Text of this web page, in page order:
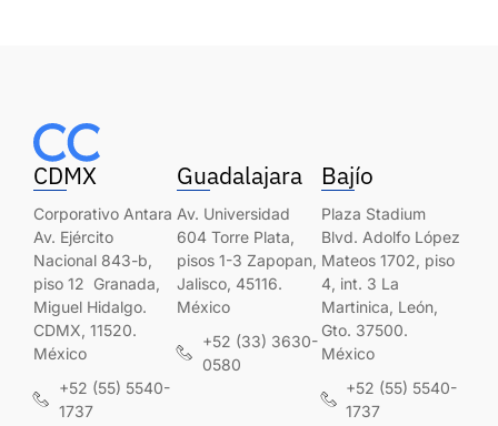
CDMX
Corporativo Antara
Av. Ejército
Nacional 843-b,
piso 12 Granada,
Miguel Hidalgo.
CDMX, 11520.
México
+52 (55) 5540-
1737
Guadalajara
Av. Universidad
604 Torre Plata,
pisos 1-3 Zapopan,
Jalisco, 45116.
México
+52 (33) 3630-
0580
Bajío
Plaza Stadium
Blvd. Adolfo López
Mateos 1702, piso
4, int. 3 La
Martinica, León,
Gto. 37500.
México
+52 (55) 5540-
1737